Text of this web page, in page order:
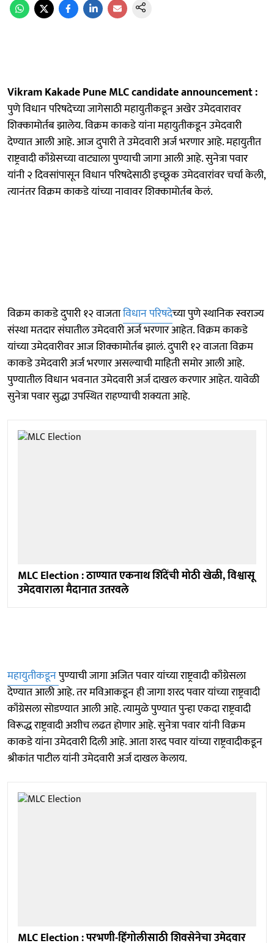
Vikram Kakade Pune MLC candidate announcement :
पुणे विधान परिषदेच्या जागेसाठी महायुतीकडून अखेर उमेदवारावर
शिक्कामोर्तब झालेय. विक्रम काकडे यांना महायुतीकडून उमेदवारी
देण्यात आली आहे. आज दुपारी ते उमेदवारी अर्ज भरणार आहे. महायुतीत
राष्ट्रवादी काँग्रेसच्या वाट्याला पुण्याची जागा आली आहे. सुनेत्रा पवार
यांनी २ दिवसांपासून विधान परिषदेसाठी इच्छूक उमेदवारांवर चर्चा केली,
त्यानंतर विक्रम काकडे यांच्या नावावर शिक्कामोर्तब केलं.
विक्रम काकडे दुपारी १२ वाजताविधान परिषदेच्या पुणे स्थानिक स्वराज्य
संस्था मतदार संघातील उमेदवारी अर्ज भरणार आहेत. विक्रम काकडे
यांच्या उमेदवारीवर आज शिक्कामोर्तब झालं. दुपारी १२ वाजता विक्रम
काकडे उमेदवारी अर्ज भरणार असल्याची माहिती समोर आली आहे.
पुण्यातील विधान भवनात उमेदवारी अर्ज दाखल करणार आहेत. यावेळी
सुनेत्रा पवार सुद्धा उपस्थित राहण्याची शक्यता आहे.
MLC Election : ठाण्यात एकनाथ शिंदेंची मोठी खेळी, विश्वासू
उमेदवाराला मैदानात उतरवले
महायुतीकडूनपुण्याची जागा अजित पवार यांच्या राष्ट्रवादी काँग्रेसला
देण्यात आली आहे. तर मविआकडून ही जागा शरद पवार यांच्या राष्ट्रवादी
काँग्रेसला सोडण्यात आली आहे. त्यामुळे पुण्यात पुन्हा एकदा राष्ट्रवादी
विरूद्ध राष्ट्रवादी अशीच लढत होणार आहे. सुनेत्रा पवार यांनी विक्रम
काकडे यांना उमेदवारी दिली आहे. आता शरद पवार यांच्या राष्ट्रवादीकडून
श्रीकांत पाटील यांनी उमेदवारी अर्ज दाखल केलाय.
MLC Election : परभणी-हिंगोलीसाठी शिवसेनेचा उमेदवार